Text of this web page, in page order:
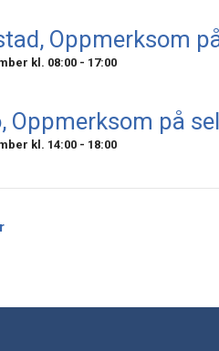
Oppmerksom
kl. 08:00 - 17:00
Oppmerksom på
kl. 14:00 - 18:00